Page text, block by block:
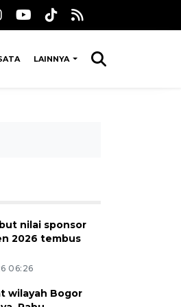
LAINNYA
nilai sponsor
2026 tembus
06:26
wilayah Bogor